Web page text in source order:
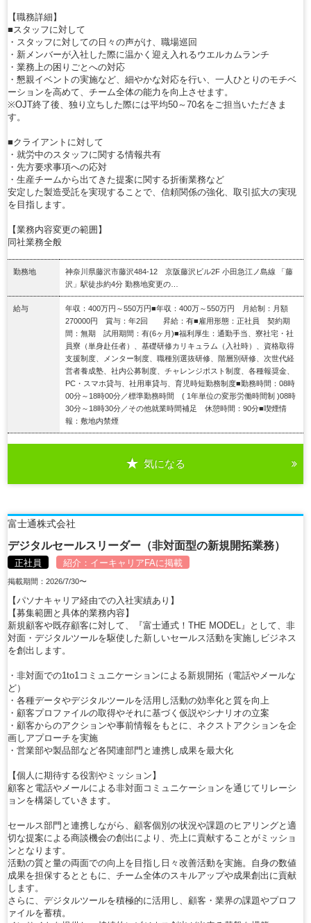
【職務詳細】
■スタッフに対して
・スタッフに対しての日々の声がけ、職場巡回
・新メンバーが入社した際に温かく迎え入れるウエルカムランチ
・業務上の困りごとへの対応
・懇親イベントの実施など、細やかな対応を行い、一人ひとりのモチベ
ーションを高めて、チーム全体の能力を向上させます。
※OJT終了後、独り立ちした際には平均50～70名をご担当いただきま
す。
■クライアントに対して
・就労中のスタッフに関する情報共有
・先方要求事項への応対
・生産チームから出てきた提案に関する折衝業務など
安定した製造受託を実現することで、信頼関係の強化、取引拡大の実現
を目指します。
【業務内容変更の範囲】
同社業務全般
勤務地
神奈川県藤沢市藤沢484-12 京阪藤沢ビル2F 小田急江ノ島線 「藤
沢」駅徒歩約4分 勤務地変更の…
給与
年収：400万円～550万円■年収：400万～550万円 月給制：月額
270000円 賞与：年2回 昇給：有■雇用形態：正社員 契約期
間：無期 試用期間：有(6ヶ月)■福利厚生：通勤手当、寮社宅・社
員寮（単身赴任者）、基礎研修カリキュラム（入社時）、資格取得
支援制度、メンター制度、職種別選抜研修、階層別研修、次世代経
営者養成塾、社内公募制度、チャレンジポスト制度、各種報奨金、
PC・スマホ貸与、社用車貸与、育児時短勤務制度■勤務時間：08時
00分～18時00分／標準勤務時間 ( 1年単位の変形労働時間制 )08時
30分～18時30分／その他就業時間補足 休憩時間：90分■喫煙情
報：敷地内禁煙
気になる
富士通株式会社
デジタルセールスリーダー（非対面型の新規開拓業務）
正社員 紹介： イーキャリアFAに掲載
掲載期間：2026/7/30〜
【パソナキャリア経由での入社実績あり】
【募集範囲と具体的業務内容】
新規顧客や既存顧客に対して、『富士通式！THE MODEL』として、非
対面・デジタルツールを駆使した新しいセールス活動を実施しビジネス
を創出します。
・非対面での1to1コミュニケーションによる新規開拓（電話やメールな
ど）
・各種データやデジタルツールを活用し活動の効率化と質を向上
・顧客プロファイルの取得やそれに基づく仮説やシナリオの立案
・顧客からのアクションや事前情報をもとに、ネクストアクションを企
画しアプローチを実施
・営業部や製品部など各関連部門と連携し成果を最大化
【個人に期待する役割やミッション】
顧客と電話やメールによる非対面コミュニケーションを通じてリレーシ
ョンを構築していきます。
セールス部門と連携しながら、顧客個別の状況や課題のヒアリングと適
切な提案による商談機会の創出により、売上に貢献することがミッショ
ンとなります。
活動の質と量の両面での向上を目指し日々改善活動を実施。自身の数値
成果を担保するとともに、チーム全体のスキルアップや成果創出に貢献
します。
さらに、デジタルツールを積極的に活用し、顧客・業界の課題やプロフ
ァイルを蓄積。